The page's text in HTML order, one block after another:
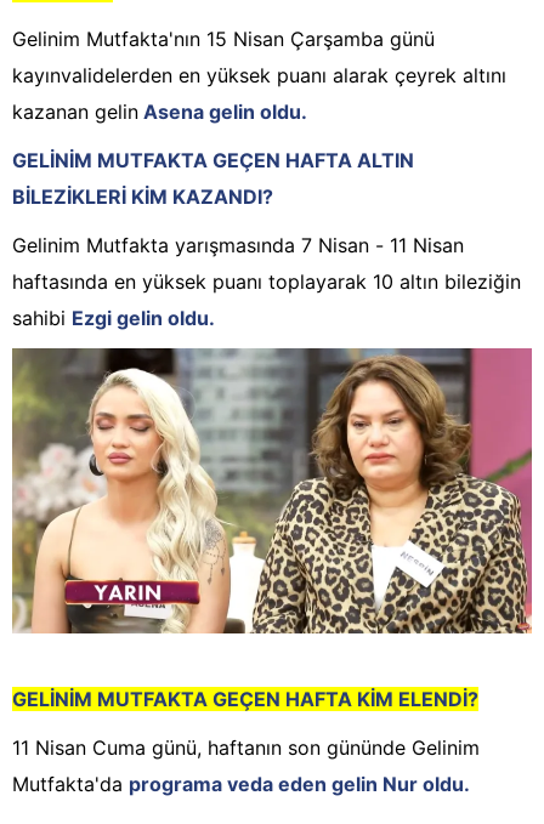
Gelinim Mutfakta'nın 15 Nisan Çarşamba günü
kayınvalidelerden en yüksek puanı alarak çeyrek altını
kazanan gelin Asena gelin oldu.
GELİNİM MUTFAKTA GEÇEN HAFTA ALTIN
BİLEZİKLERİ KİM KAZANDI?
Gelinim Mutfakta yarışmasında 7 Nisan - 11 Nisan
haftasında en yüksek puanı toplayarak 10 altın bileziğin
sahibi Ezgi gelin oldu.
GELİNİM MUTFAKTA GEÇEN HAFTA KİM ELENDİ?
11 Nisan Cuma günü, haftanın son gününde Gelinim
Mutfakta'da programa veda eden gelin Nur oldu.